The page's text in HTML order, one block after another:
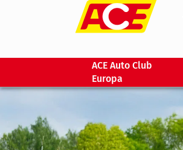
ACE Auto Club
Europa